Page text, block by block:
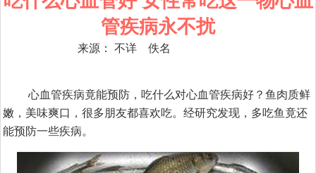
管疾病永不扰
来源： 不详 佚名
心血管疾病竟能预防，吃什么对心血管疾病好？鱼肉质鲜
嫩，美味爽口，很多朋友都喜欢吃。经研究发现，多吃鱼竟还
能预防一些疾病。